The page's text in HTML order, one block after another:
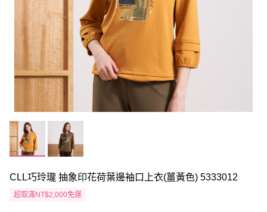
CLL巧玲瓏 抽象印花荷葉邊袖口上衣(薑黃色) 5333012
超取滿NT$2,000免運